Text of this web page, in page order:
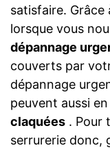
satisfaire. Grâce
lorsque vous
dépannage
couverts par
dépannage
peuvent aussi
claquées . Pour
serrurerie donc,